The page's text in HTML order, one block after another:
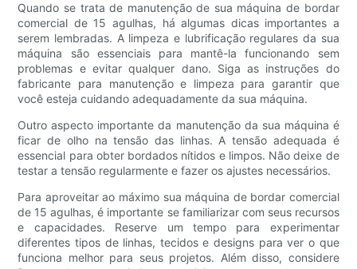
Quando se trata de manutenção de sua máquina de bordar
comercial de 15 agulhas, há algumas dicas importantes a
serem lembradas. A limpeza e lubrificação regulares da sua
máquina são essenciais para mantê-la funcionando sem
problemas e evitar qualquer dano. Siga as instruções do
fabricante para manutenção e limpeza para garantir que
você esteja cuidando adequadamente da sua máquina.
Outro aspecto importante da manutenção da sua máquina é
ficar de olho na tensão das linhas. A tensão adequada é
essencial para obter bordados nítidos e limpos. Não deixe de
testar a tensão regularmente e fazer os ajustes necessários.
Para aproveitar ao máximo sua máquina de bordar comercial
de 15 agulhas, é importante se familiarizar com seus recursos
e capacidades. Reserve um tempo para experimentar
diferentes tipos de linhas, tecidos e designs para ver o que
funciona melhor para seus projetos. Além disso, considere